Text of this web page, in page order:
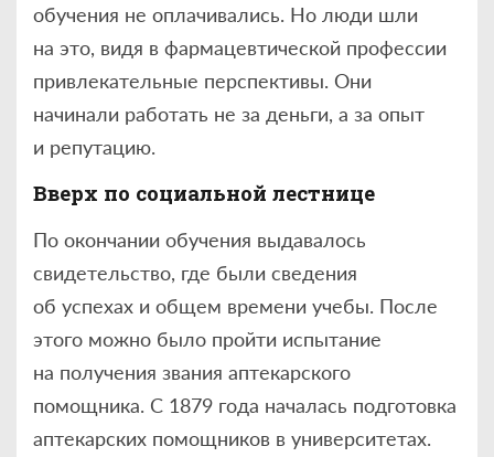
обучения не оплачивались. Но люди шли
на это, видя в фармацевтической профессии
привлекательные перспективы. Они
начинали работать не за деньги, а за опыт
и репутацию.
Вверх по социальной лестнице
По окончании обучения выдавалось
свидетельство, где были сведения
об успехах и общем времени учебы. После
этого можно было пройти испытание
на получения звания аптекарского
помощника. С 1879 года началась подготовка
аптекарских помощников в университетах.